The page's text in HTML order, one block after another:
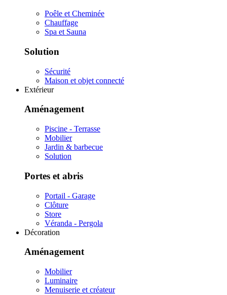
Poêle et Cheminée
Chauffage
Spa et Sauna
Solution
Sécurité
Maison et objet connecté
Extérieur
Aménagement
Piscine - Terrasse
Mobilier
Jardin & barbecue
Solution
Portes et abris
Portail - Garage
Clôture
Store
Véranda - Pergola
Décoration
Aménagement
Mobilier
Luminaire
Menuiserie et créateur